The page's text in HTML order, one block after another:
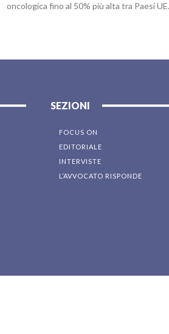
oncologica fino al 50% più alta tra Paesi
SEZIONI
FOCUS ON
EDITORIALE
INTERVISTE
L’AVVOCATO RISPONDE